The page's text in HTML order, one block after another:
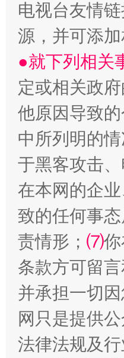
受贿1.44亿！段成刚
全民健身五年计划来
电视台友情
源，并可添加
●就下列相关
定或相关政
他原因导致的
中所列明的
于黑客攻击
在本网的企
致的任何事态
责情形； ⑺
条款方可留
并承担一切
网只是提供
法律法规及